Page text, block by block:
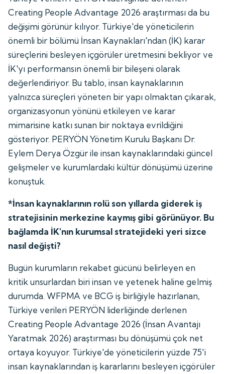
Creating People Advantage 2026 araştırması da bu
değişimi görünür kılıyor. Türkiye'de yöneticilerin
önemli bir bölümü İnsan Kaynakları'ndan (İK) karar
süreçlerini besleyen içgörüler üretmesini bekliyor ve
İK'yı performansın önemli bir bileşeni olarak
değerlendiriyor. Bu tablo, insan kaynaklarının
yalnızca süreçleri yöneten bir yapı olmaktan çıkarak,
organizasyonun yönünü etkileyen ve karar
mimarisine katkı sunan bir noktaya evrildiğini
gösteriyor. PERYÖN Yönetim Kurulu Başkanı Dr.
Eylem Derya Özgür ile insan kaynaklarındaki güncel
gelişmeler ve kurumlardaki kültür dönüşümü üzerine
konuştuk.
*İnsan kaynaklarının rolü son yıllarda giderek iş
stratejisinin merkezine kaymış gibi görünüyor. Bu
bağlamda İK'nın kurumsal stratejideki yeri sizce
nasıl değişti?
Bugün kurumların rekabet gücünü belirleyen en
kritik unsurlardan biri insan ve yetenek haline gelmiş
durumda. WFPMA ve BCG iş birliğiyle hazırlanan,
Türkiye verileri PERYÖN liderliğinde derlenen
Creating People Advantage 2026 (İnsan Avantajı
Yaratmak 2026) araştırması bu dönüşümü çok net
ortaya koyuyor. Türkiye'de yöneticilerin yüzde 75'i
insan kaynaklarından iş kararlarını besleyen içgörüler